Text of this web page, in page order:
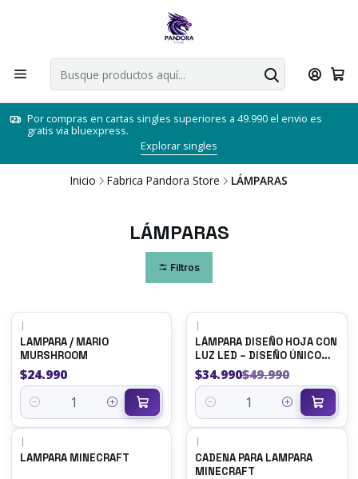
Por compras en cartas singles superiores a 49.990 el envio es
gratis via bluexpress.
Explorar singles
Inicio Fabrica Pandora Store LÁMPARAS
LÁMPARAS
Filtros
|
LAMPARA / MARIO
MURSHROOM
$24.990
Cantidad
|
LÁMPARA DISEÑO HOJA CON
LUZ LED – DISEÑO ÚNICO
PARA DECORACIÓN
$34.990$49.990
Cantidad
|
LAMPARA MINECRAFT
|
CADENA PARA LAMPARA
MINECRAFT